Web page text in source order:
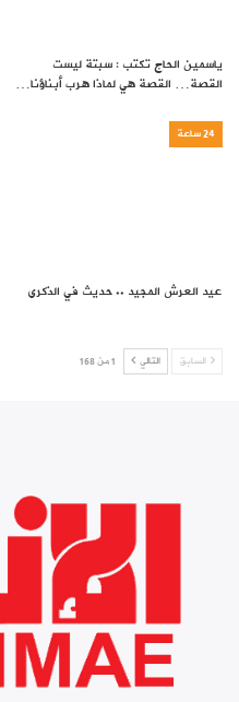
ياسمين الحاج تكتب : سبتة ليست
القصة… القصة هي لماذا هرب أبناؤنا…
24 ساعة
عيد العرش المجيد .. حديث في الذكرى
السابق التالي 1 من 168